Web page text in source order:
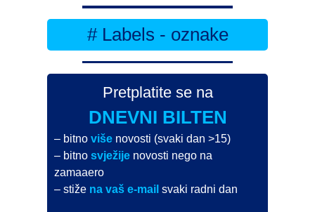
# Labels - oznake
Pretplatite se na
DNEVNI BILTEN
– bitnoviše novosti (svaki dan >15)
– bitnosvježije novosti nego na
zamaaero
– stiže na vaš e-mail svaki radni dan